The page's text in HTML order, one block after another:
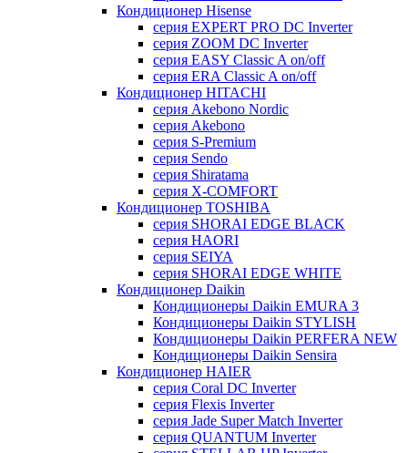
Кондиционер Hisense
серия EXPERT PRO DC Inverter
серия ZOOM DC Inverter
серия EASY Classic A on/off
серия ERA Classic A on/off
Кондиционер HITACHI
cерия Akebono Nordic
серия Akebono
серия S-Premium
серия Sendo
серия Shiratama
серия X-COMFORT
Кондиционер TOSHIBA
серия SHORAI EDGE BLACK
серия HAORI
серия SEIYA
серия SHORAI EDGE WHITE
Кондиционер Daikin
Кондиционеры Daikin EMURA 3
Кондиционеры Daikin STYLISH
Кондиционеры Daikin PERFERA NEW
Кондиционеры Daikin Sensira
Кондиционер HAIER
серия Coral DC Inverter
серия Flexis Inverter
серия Jade Super Match Inverter
серия QUANTUM Inverter